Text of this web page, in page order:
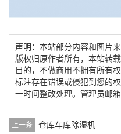
声明：本站部分内容和图片
版权归原作者所有，本站转
目的，不做商用不拥有所有
标注存在错误或侵犯到您的
一时间整改处理。管理员邮
上一条 仓库车库除湿机